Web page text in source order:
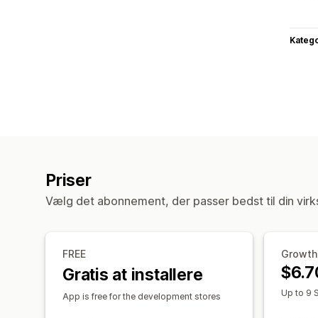
Priser
Vælg det abonnement, der passer bedst til din
FREE
Gratis at installere
App is free for the development stores
Growth
Up to 9